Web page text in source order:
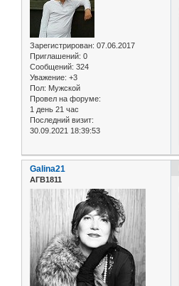
Зарегистрирован: 07.06.2017
Приглашений: 0
Сообщений: 324
Уважение: +3
Пол: Мужской
Провел на форуме:
1 день 21 час
Последний визит:
30.09.2021 18:39:53
Galina21
АГВ1811